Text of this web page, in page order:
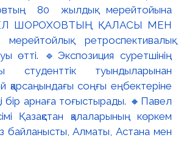
80 жылдық мерейтойына
ШОРОХОВТЫҢ ҚАЛАСЫ МЕН
ретроспективалық
өтті. 🔹Экспозиция суретшінің
студенттік туындыларынан
қарсаңындағы соңғы еңбектеріне
бір арнаға тоғыстырады. 🔸Павел
Қазақстан қалаларының көркем
байланысты, Алматы, Астана мен